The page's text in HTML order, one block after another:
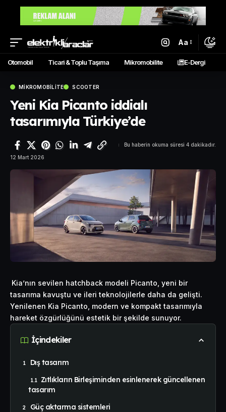
Aa
Otomobil Ticari & Toplu Taşıma Mikromobilite E-Dergi
MIKROMOBILITE SCOOTER
Yeni Kia Picanto iddialı
tasarımıyla Türkiye’de
12 Mart 2026
Bu haberin okuma süresi 4 dakikadır.
Kia’nın sevilen hatchback modeli Picanto, yeni bir
tasarıma kavuştu ve ileri teknolojilerle daha da gelişti.
Yenilenen Kia Picanto, modern ve kompakt tasarımıyla
hareket özgürlüğünü estetik bir şekilde sunuyor.
İçindekiler
Dış tasarım
Zıtlıkların Birleşiminden esinlenerek güncellenen
tasarım
Güç aktarma sistemleri